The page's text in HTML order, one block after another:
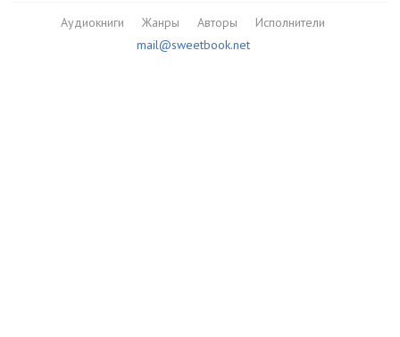
Аудиокниги Жанры Авторы
Исполнители
mail@sweetbook.net